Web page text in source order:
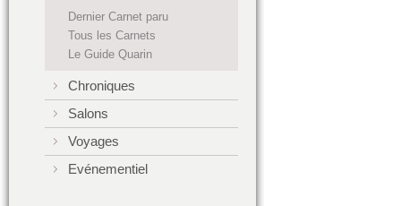
Dernier Carnet paru
Tous les Carnets
Le Guide Quarin
Chroniques
Salons
Voyages
Evénementiel